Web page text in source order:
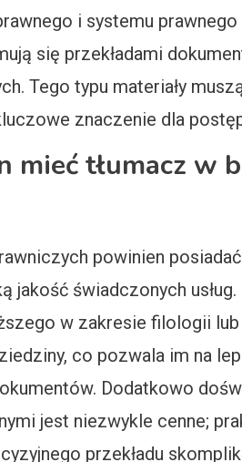
i systemu prawnego
się przekładami
Tego typu materiały
znaczenie dla
mieć tłumacz w
powinien
jakość świadczonych
w zakresie filologii
co pozwala im na
Dodatkowo
jest niezwykle cenne;
przekładu